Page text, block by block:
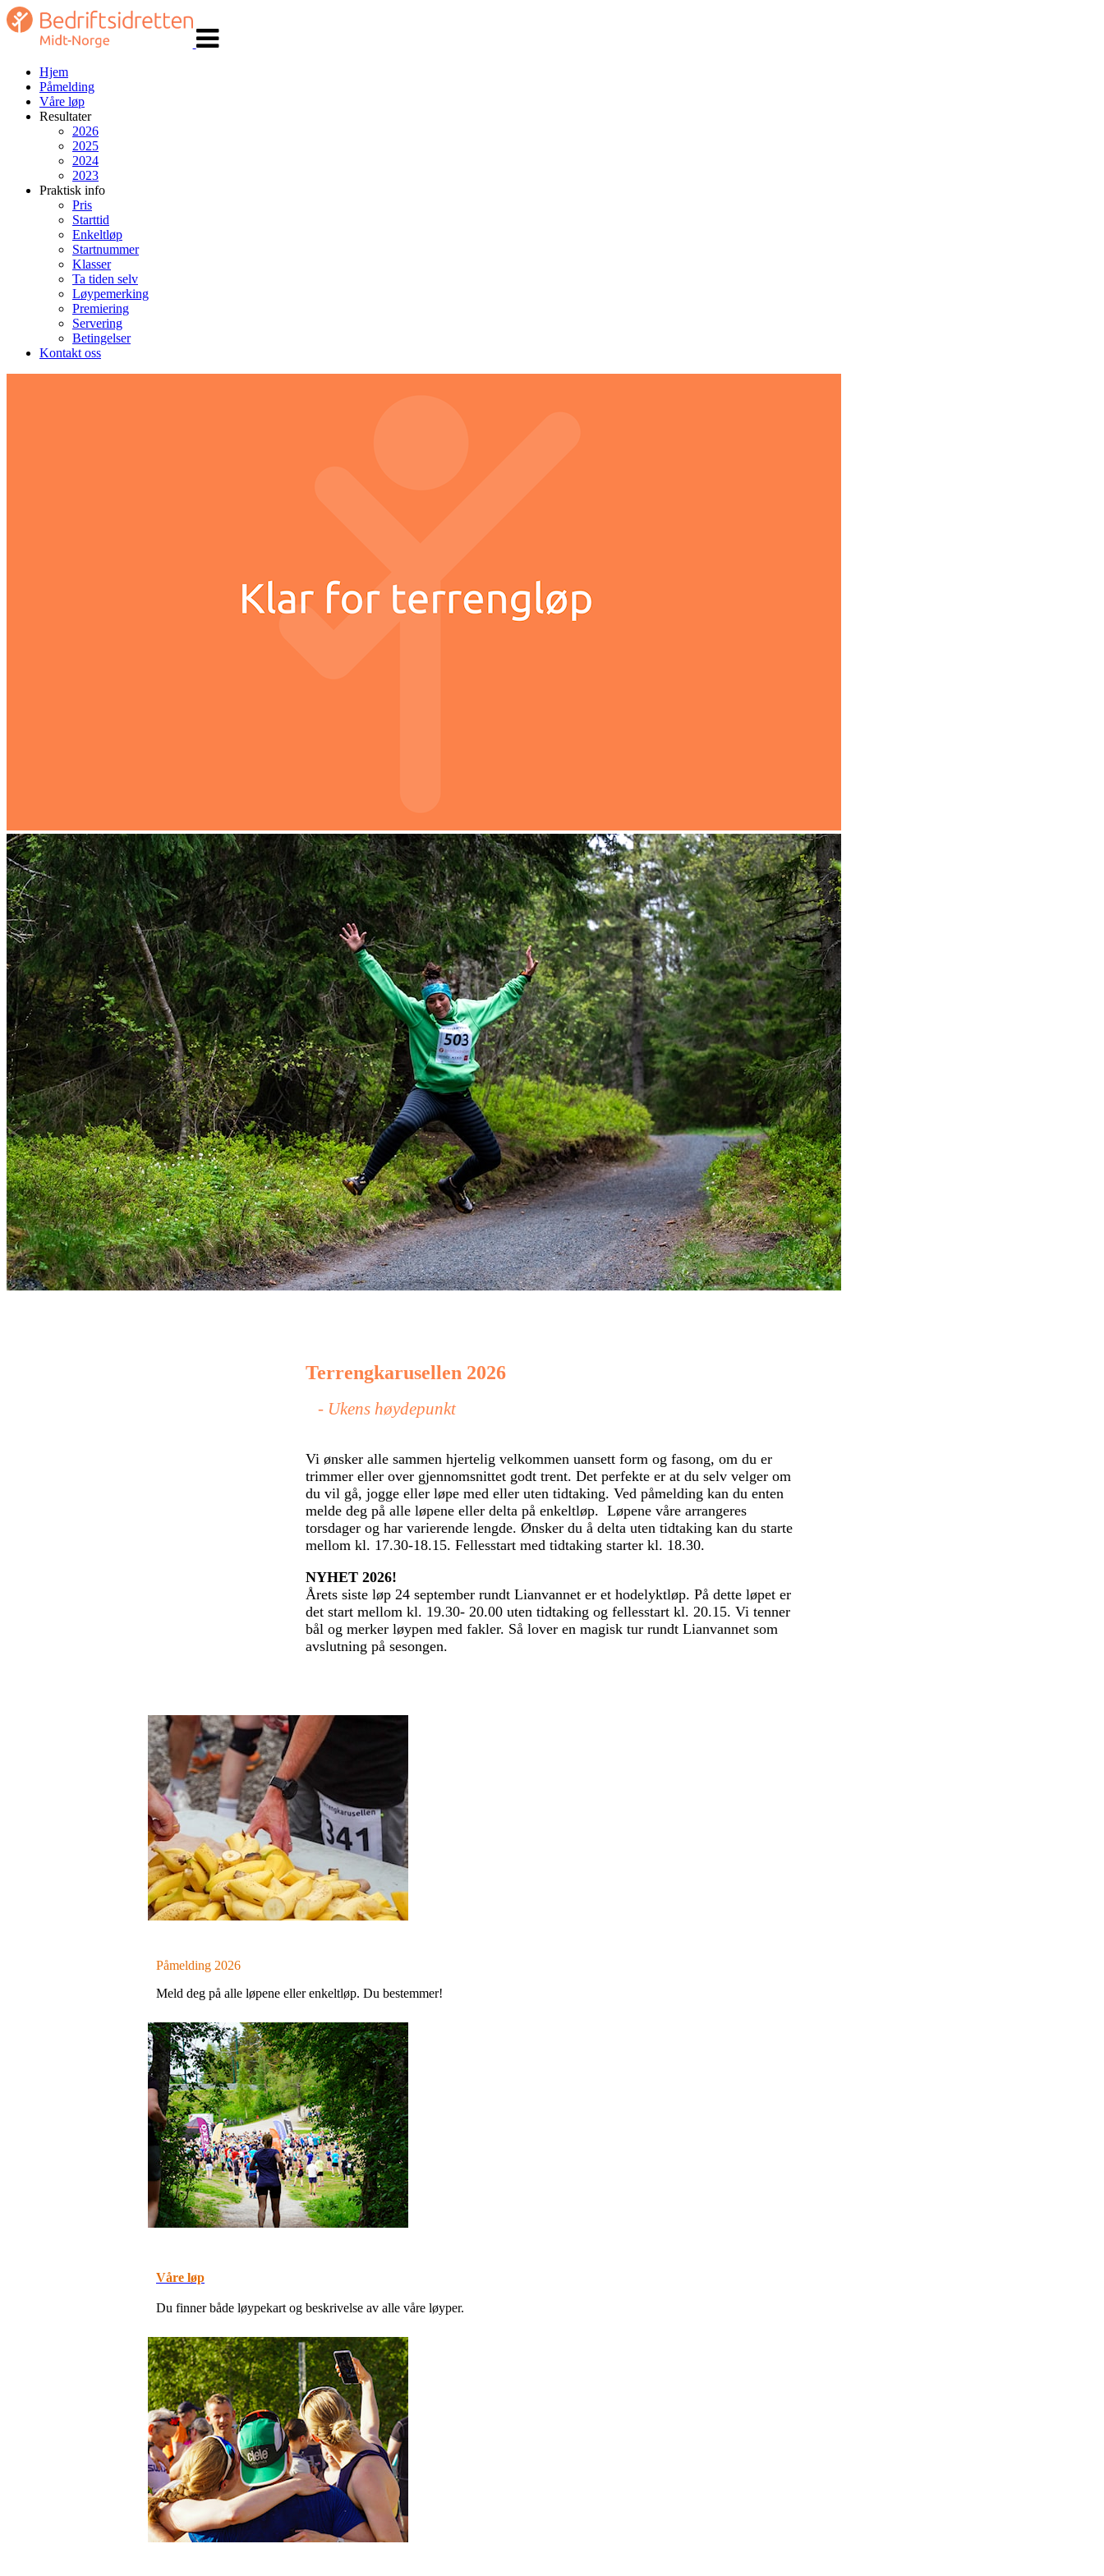
navigasjon
Hjem
Påmelding
Våre løp
Resultater
2026
2025
2024
2023
Praktisk info
Pris
Starttid
Enkeltløp
Startnummer
Klasser
Ta tiden selv
Løypemerking
Premiering
Servering
Betingelser
Kontakt oss
Terrengkarusellen 2026
- Ukens høydepunkt
Vi ønsker alle sammen hjertelig velkommen uansett form og fasong, om du er
trimmer eller over gjennomsnittet godt trent. Det perfekte er at du selv velger om
du vil gå, jogge eller løpe med eller uten tidtaking. Ved påmelding kan du enten
melde deg på alle løpene eller delta på enkeltløp. Løpene våre arrangeres
torsdager og har varierende lengde. Ønsker du å delta uten tidtaking kan du starte
mellom kl. 17.30-18.15. Fellesstart med tidtaking starter kl. 18.30.
NYHET 2026!
Årets siste løp 24 september rundt Lianvannet er et hodelyktløp. På dette løpet er
det start mellom kl. 19.30- 20.00 uten tidtaking og fellesstart kl. 20.15. Vi tenner
bål og merker løypen med fakler. Så lover en magisk tur rundt Lianvannet som
avslutning på sesongen.
Påmelding 2026
Meld deg på alle løpene eller enkeltløp. Du bestemmer!
Våre løp
Du finner både løypekart og beskrivelse av alle våre løyper.